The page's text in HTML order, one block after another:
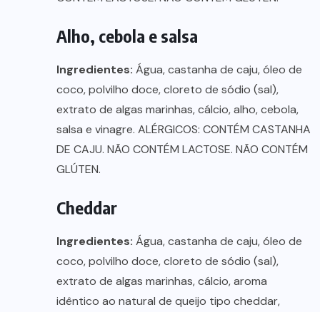
Alho, cebola e salsa
Ingredientes: Água, castanha de caju, óleo de
coco, polvilho doce, cloreto de sódio (sal),
extrato de algas marinhas, cálcio, alho, cebola,
salsa e vinagre. ALÉRGICOS: CONTÉM CASTANHA
DE CAJU. NÃO CONTÉM LACTOSE. NÃO CONTÉM
GLÚTEN.
Cheddar
Ingredientes: Água, castanha de caju, óleo de
coco, polvilho doce, cloreto de sódio (sal),
extrato de algas marinhas, cálcio, aroma
idêntico ao natural de queijo tipo cheddar,